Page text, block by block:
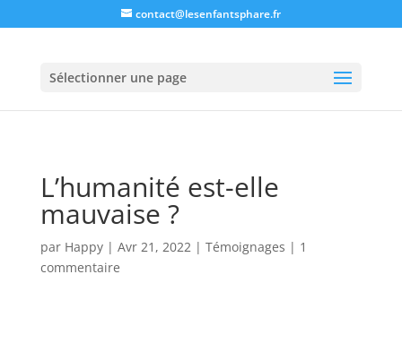
contact@lesenfantsphare.fr
Sélectionner une page
L’humanité est-elle
mauvaise ?
par Happy| Avr 21, 2022| Témoignages | 1
commentaire